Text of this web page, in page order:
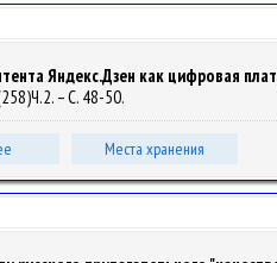
Яндекс.Дзен как цифровая
– С. 48-50.
Места хранения